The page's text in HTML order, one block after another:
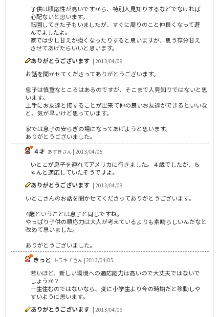
子供は順応性が高いですから、特別人見知りするなどでなければ
心配ないと思います。
転園してきた子もいましたが、すぐに周りのこと仲良くなって遊
んでましたよ。
家では少し甘えが強くなったりすると思いますが、思う存分甘え
させてあげたらいいと思います。
ありがとうございます | 2013/04/09
お話を聞かせてくださってありがとうございます。
息子は慎重なところはあるのですが、そこまで人見知りではないと思
います。
上手にお友達と接することが出来て仲の良いお友達ができるといいな
と、気が早いけど思っています。
家では息子の安らぎの場になってあげようと思います。
ありがとうございました。
４才 あずきさん | 2013/04/05
いとこが息子を連れてアメリカに行きました。４歳でしたが、ち
ゃんと適応していたそうですよ。
ありがとうございます | 2013/04/09
いとこさんのお話を聞かせてくださってありがとうございます。
4歳ということは息子と同じですね。
やっぱり子供の順応力は大人が考えているよりも素晴らしいんだなと
改めて思いました。
ありがとうございました。
きっと
トラキチさん | 2013/04/05
若いほど、新しい環境への適応能力は高いので大丈夫ではないで
しょうか？
一生住むのではないなら、変に小学生より今の時期だと移動しや
すいように思います。
ありがとうございます | 2013/04/09